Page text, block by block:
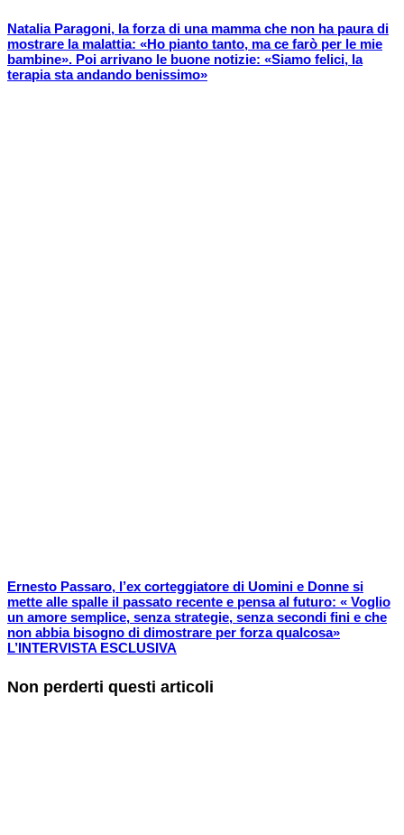
Natalia Paragoni, la forza di una mamma che non ha paura di
mostrare la malattia: «Ho pianto tanto, ma ce farò per le mie
bambine». Poi arrivano le buone notizie: «Siamo felici, la
terapia sta andando benissimo»
Ernesto Passaro, l’ex corteggiatore di Uomini e Donne si
mette alle spalle il passato recente e pensa al futuro: « Voglio
un amore semplice, senza strategie, senza secondi fini e che
non abbia bisogno di dimostrare per forza qualcosa»
L’INTERVISTA ESCLUSIVA
Non perderti questi articoli